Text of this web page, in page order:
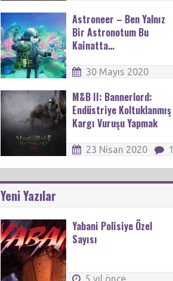
Astroneer – Ben Yalnız
Bir Astronotum Bu
Kainatta…
30 Mayıs 2020
M&B II: Bannerlord:
Endüstriye Koltuklanmış
Kargı Vuruşu Yapmak
23 Nisan 2020 1
Yeni Yazılar
Yabani Polisiye Özel
Sayısı
5 yıl önce